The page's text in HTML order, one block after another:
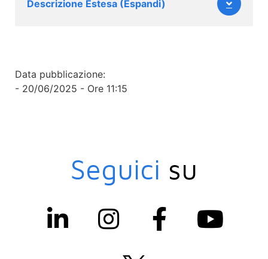
Descrizione Estesa (Espandi)
Data pubblicazione:
- 20/06/2025 - Ore 11:15
Seguici su